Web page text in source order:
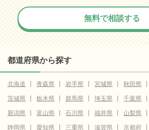
無料で相談する
都道府県から探す
北海道 青森県 岩手県 宮城県 秋田県
茨城県
栃木県 群馬県 埼玉県 千葉県
新潟県
富山県 石川県 福井県 山梨県
静岡県
愛知県 三重県 滋賀県 京都府